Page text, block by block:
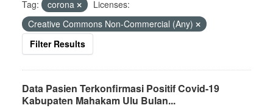
Tag: corona
Licenses:
Creative Commons Non-Commercial (Any)
Filter Results
Data Pasien Terkonfirmasi Positif Covid-19
Kabupaten Mahakam Ulu Bulan...